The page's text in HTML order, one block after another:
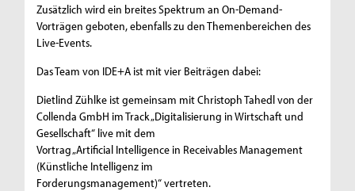
Zusätzlich wird ein breites Spektrum an On-Demand-
Vorträgen geboten, ebenfalls zu den Themenbereichen des
Live-Events.
Das Team von IDE+A ist mit vier Beiträgen dabei:
Dietlind Zühlke ist gemeinsam mit Christoph Tahedl von der
Collenda GmbH im Track „Digitalisierung in Wirtschaft und
Gesellschaft“ live mit dem
Vortrag „Artificial Intelligence in Receivables Management
(Künstliche Intelligenz im
Forderungsmanagement)“ vertreten.